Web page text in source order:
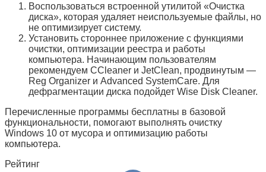
Воспользоваться встроенной утилитой «Очистка
диска», которая удаляет неиспользуемые файлы, но
не оптимизирует систему.
Установить стороннее приложение с функциями
очистки, оптимизации реестра и работы
компьютера. Начинающим пользователям
рекомендуем CCleaner и JetClean, продвинутым —
Reg Organizer и Advanced SystemCare. Для
дефрагментации диска подойдет Wise Disk Cleaner.
Перечисленные программы бесплатны в базовой
функциональности, помогают выполнять очистку
Windows 10 от мусора и оптимизацию работы
компьютера.
Рейтинг